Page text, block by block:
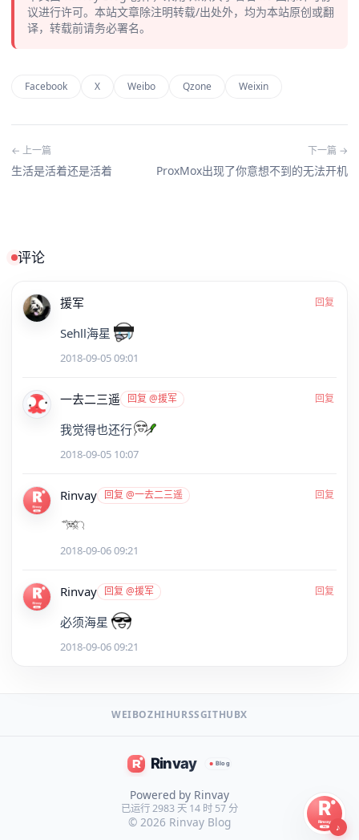
议进行许可。本站文章除注明转载/出处外，均为本站原创或翻
译，转载前请务必署名。
Facebook X Weibo Qzone Weixin
← 上一篇
生活是活着还是活着
下一篇 →
ProxMox出现了你意想不到的无法开机
评论
援军 回复
Sehll海星
2018-09-05 09:01
一去二三遥 回复 @援军 回复
我觉得也还行
2018-09-05 10:07
Rinvay 回复 @一去二三遥 回复
2018-09-06 09:21
Rinvay 回复 @援军 回复
必须海星
2018-09-06 09:21
WEIBOZHIHURSSGITHUBX
Powered by Rinvay
已运行 2983 天 14 时 57 分
© 2026 Rinvay Blog ♪